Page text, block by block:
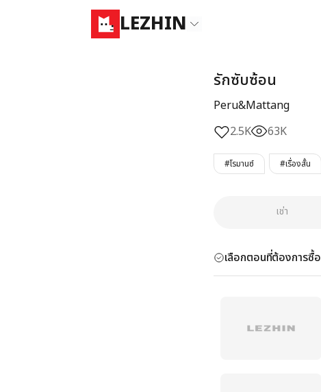
LEZHIN
รักซับซ้อน
Peru&Mattang
2.5K
63K
#โรมานซ์ #เรื่องสั้น
เช่า
เลือกตอนที่ต้องการซื้อ